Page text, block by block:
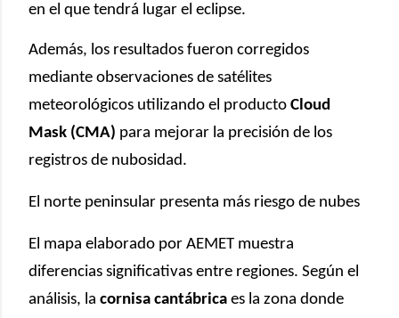
en el que tendrá lugar el eclipse.
Además, los resultados fueron corregidos
mediante observaciones de satélites
meteorológicos utilizando el producto Cloud
Mask (CMA) para mejorar la precisión de los
registros de nubosidad.
El norte peninsular presenta más riesgo de nubes
El mapa elaborado por AEMET muestra
diferencias significativas entre regiones. Según el
análisis, la cornisa cantábrica es la zona donde